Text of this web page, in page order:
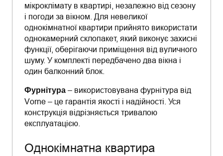
мікроклімату в квартирі, незалежно від сезону
і погоди за вікном. Для невеликої
однокімнатної квартири прийнято використати
однокамерний склопакет, який виконує захисні
функції, оберігаючи приміщення від вуличного
шуму. У комплекті передбачено два вікна і
один балконний блок.
Фурнітура – використовувана фурнітура від
Vorne – це гарантія якості і надійності. Уся
конструкція відрізняється тривалою
експлуатацією.
Однокімнатна квартира